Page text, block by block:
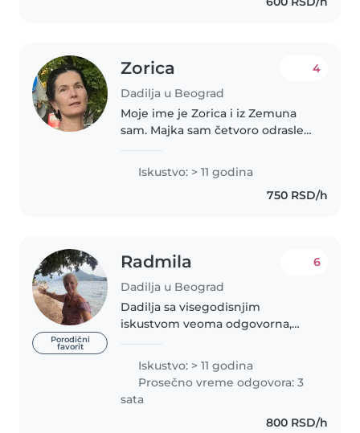
Zorica
Dadilja u Beograd
4
Moje ime je Zorica i iz Zemuna
sam. Majka sam četvoro odrasle
tako da imam veliko životno
iskustvo u radu sa decom svih
uzrasta. Sva moja deca su danas..
Iskustvo: > 11 godina
750 RSD/h
Porodični
favorit
Radmila
Dadilja u Beograd
6
Dadilja sa visegodisnjim
iskustvom veoma odgovorna,
posvecena deci. Kroz igru i
posvecenost pomazem malim
ljudima da odrastu u srecne ljude
i jaka sam podrska..
Iskustvo: > 11 godina
Prosečno vreme odgovora: 3
sata
800 RSD/h